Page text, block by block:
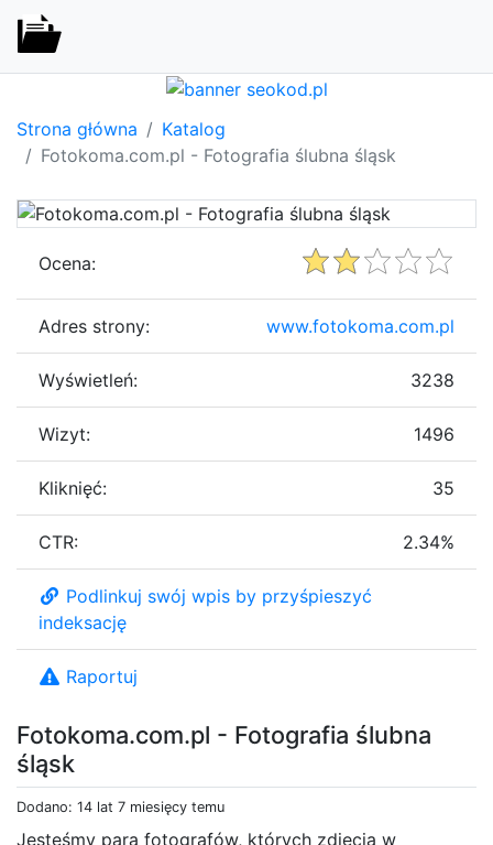
Strona główna
Katalog
Fotokoma.com.pl - Fotografia ślubna śląsk
Fotokoma.com.pl - Fotografia ślubna
śląsk
Dodano: 14 lat 7 miesięcy temu
Jesteśmy parą fotografów, których zdjęcia w
Ocena:
Adres strony: www.fotokoma.com.pl
Wyświetleń: 3238
Wizyt: 1496
Kliknięć: 35
CTR: 2.34%
Podlinkuj swój wpis by przyśpieszyć
indeksację
Raportuj